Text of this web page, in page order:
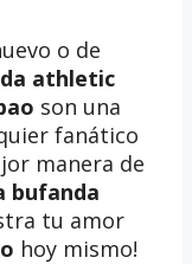
o de
athletic
son una
fanático
manera de
bufanda
tu amor
hoy mismo!